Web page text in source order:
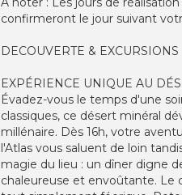
confirmeront le jour suivant
DECOUVERTE & EXCURSIONS
EXPÉRIENCE UNIQUE AU
Évadez-vous le temps d'une
classiques, ce désert minéral
millénaire. Dès 16h, votre
l'Atlas vous saluent de loin
magie du lieu : un dîner digne
chaleureuse et envoûtante. Le